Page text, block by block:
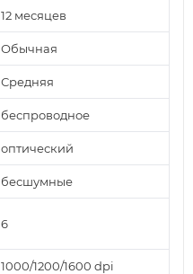
12 месяцев
Обычная
Средняя
беспроводное
оптический
бесшумные
6
1000/1200/1600 dpi